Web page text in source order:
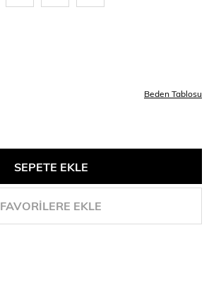
Beden Tablosu
FAVORILERE EKLE